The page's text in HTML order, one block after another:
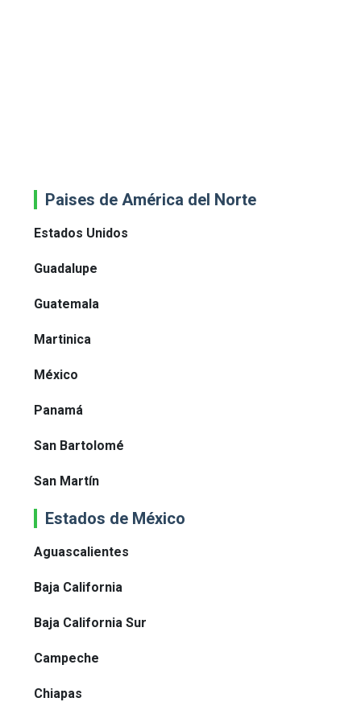
Paises de América del Norte
Estados Unidos
Guadalupe
Guatemala
Martinica
México
Panamá
San Bartolomé
San Martín
Estados de México
Aguascalientes
Baja California
Baja California Sur
Campeche
Chiapas